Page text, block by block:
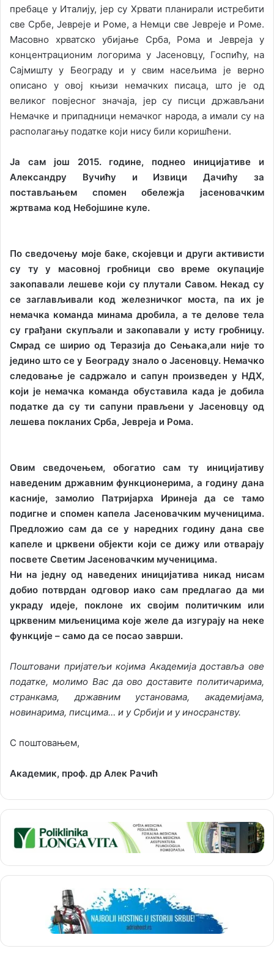
пребаце у Италију, јер су Хрвати планирали истребити
све Србе, Јевреје и Роме, а Немци све Јевреје и Роме.
Масовно хрватско убијање Срба, Рома и Јевреја у
концентрационим логорима у Јасеновцу, Госпићу, на
Сајмишту у Београду и у свим насељима је верно
описано у овој књизи немачких писаца, што је од
великог повјесног значаја, јер су писци држављани
Немачке и припадници немачког народа, а имали су на
располагању податке који нису били коришћени.
Ја
сам још 2015. године, поднео иницијативе и
Александру Вучићу и Извици Дачићу за
постављањем спомен обележја јасеновачким
жртвама код Небојшине куле.
По сведочењу моје баке, скојевци и други активисти
су ту у масовној гробници сво време окупације
закопавали лешеве који су плутали Савом. Некад су
се заглављивали код железничког моста, па их је
немачка команда минама дробила, а те делове тела
су грађани скупљали и закопавали у исту гробницу.
Смрад се ширио од Теразија до Сењака,али није то
једино што се у Београду знало о Јасеновцу. Немачко
следовање је садржало и сапун произведен у НДХ,
који је немачка команда обуставила када је добила
податке да су ти сапуни прављени у Јасеновцу од
лешева покланих Срба, Јевреја и Рома.
Овим сведочењем, обогатио сам ту иницијативу
наведеним државним функционерима, а годину дана
касније, замолио Патријарха Иринеја да се тамо
подигне и спомен капела Јасеновачким мученицима.
Предложио сам да се у наредних годину дана све
капеле и црквени објекти који се дижу или отварају
посвете Светим Јасеновачким мученицима.
Ни на једну од наведених иницијатива никад нисам
добио потврдан одговор иако сам предлагао да ми
украду идеје, поклоне их својим политичким или
црквеним миљеницима које желе да изгурају на неке
функције – само да се посао заврши.
Поштовани пријатељи којима Академија доставља ове
податке, молимо Вас да ово доставите политичарима,
странкама, државним установама, академијама,
новинарима, писцима… и у Србији и у иносранству.
С поштовањем,
Академик, проф. др Алек Рачић